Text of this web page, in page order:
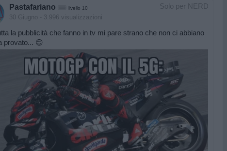
Solo per NERD
Pastafariano livello 10
30 Giugno - 3.996 visualizzazioni
la pubblicità che fanno in tv mi pare strano che non ci abbiano
provato... 😊